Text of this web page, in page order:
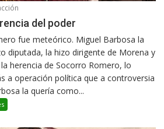
del poder
fue meteórico. Miguel Barbosa la
diputada, la hizo dirigente de Morena y
herencia de Socorro Romero, lo
a operación política que a controversia
la quería como...